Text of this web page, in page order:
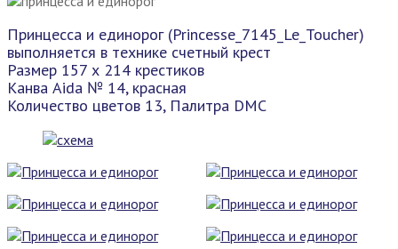
Принцесса и единорог (Princesse_7145_Le_Toucher)
выполняется в технике счетный крест
Размер 157 х 214 крестиков
Канва Aida № 14, красная
Количество цветов 13, Палитра DMC